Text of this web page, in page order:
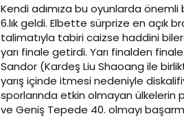
Kendi adımıza bu oyunlarda önemli
6.lık geldi. Elbette sürprize en açık
talimatıyla tabiri caizse haddini
yarı finale getirdi. Yarı finalden
Sandor (Kardeş Liu Shaoang ile
yarış içinde itmesi nedeniyle
sporlarında etkin olmayan ülkelerin
ve Geniş Tepede 40. olmayı